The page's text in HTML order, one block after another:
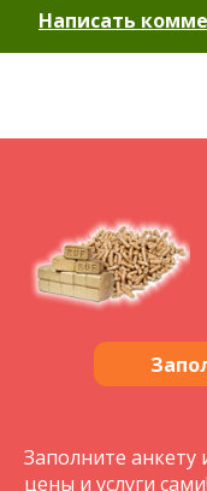
Написать
Заполните
цены и услуги сами!